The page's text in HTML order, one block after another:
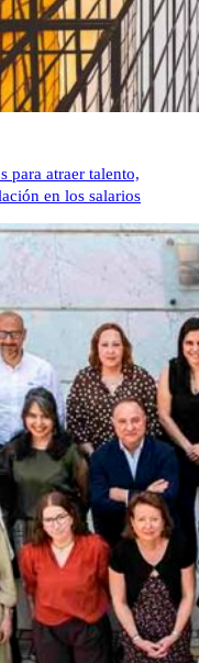
para atraer talento,
en los salarios